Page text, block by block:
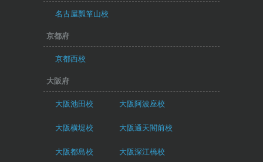
名古屋瓢箪山校
京都府
京都西校
大阪府
大阪池田校 大阪阿波座校
大阪横堤校 大阪通天閣前校
大阪都島校 大阪深江橋校